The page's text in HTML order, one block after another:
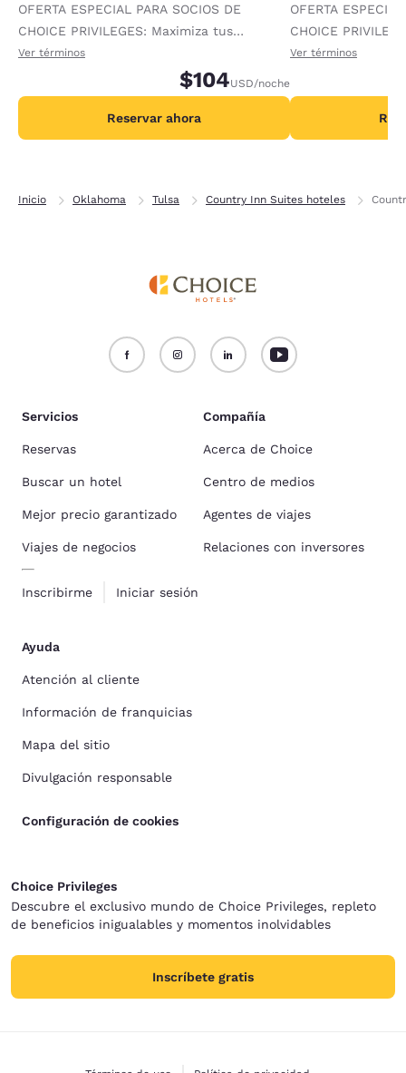
OFERTA ESPECIAL PARA SOCIOS DE
CHOICE PRIVILEGES: Maximiza tus
recompensas al recibir 1000 puntos
Ver términos
$104USD/noche
Reservar ahora
OFERTA
CHOICE
recompensas al
Ver términos
Inicio Oklahoma Tulsa Country Inn Suites hoteles
Servicios
Reservas
Buscar un hotel
Mejor precio garantizado
Viajes de negocios
Inscribirme Iniciar sesión
Compañía
Acerca de Choice
Centro de medios
Agentes de viajes
Relaciones con inversores
Ayuda
Atención al cliente
Información de franquicias
Mapa del sitio
Divulgación responsable
Configuración de cookies
Choice Privileges
Descubre el exclusivo mundo de Choice Privileges, repleto
de beneficios inigualables y momentos inolvidables
Inscríbete gratis